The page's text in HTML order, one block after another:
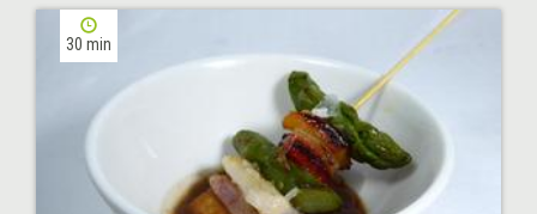
30 min